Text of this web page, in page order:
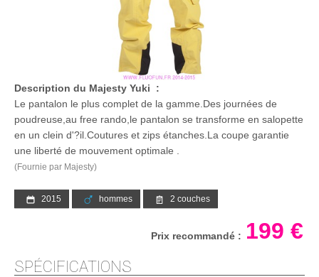
Description du Majesty Yuki :
Le pantalon le plus complet de la gamme.Des journées de
poudreuse,au free rando,le pantalon se transforme en salopette
en un clein d'?il.Coutures et zips étanches.La coupe garantie
une liberté de mouvement optimale .
(Fournie par Majesty)
2015 hommes 2 couches
Prix recommandé : 199 €
SPÉCIFICATIONS